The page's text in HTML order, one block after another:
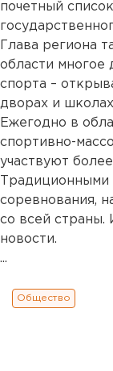
почетный
Глава региона
области многое
спорта –
дворах и
Ежегодно в
спортивно-
участвуют
соревнования,
со всей страны.
новости.
...
Общество